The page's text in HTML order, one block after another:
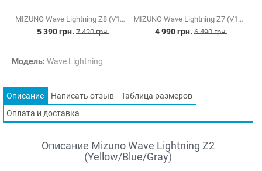
MIZUNO Wave Lightning Z8 (V1GA240002)
5 390 грн. 7 420 грн.
MIZUNO Wave Lightning Z7 (V1GA220002)
4 990 грн. 6 490 грн.
Модель: Wave Lightning
Описание Написать отзыв
Таблица размеров
Оплата и доставка
Описание Mizuno Wave Lightning Z2
(Yellow/Blue/Gray)